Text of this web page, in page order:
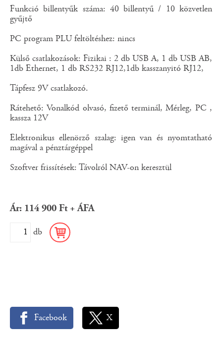
Ár: 114 900 Ft + ÁFA
db
Funkció billentyűk száma: 40 billentyű / 10 közvetlen
gyűjtő
PC program PLU feltöltéshez: nincs
Külső csatlakozások: Fizikai : 2 db USB A, 1 db USB AB,
1db Ethernet, 1 db RS232 RJ12,1db kasszanyitó RJ12,
Tápfesz 9V csatlakozó.
Rátehető: Vonalkód olvasó, fizető terminál, Mérleg, PC ,
kassza 12V
Elektronikus ellenörző szalag: igen van és nyomtatható
magával a pénztárgéppel
Szoftver frissítések: Távolról NAV-on keresztül
Facebook X